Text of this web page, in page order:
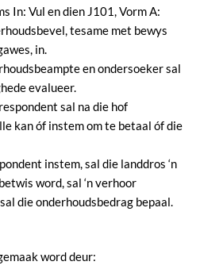
In: Vul en dien J101, Vorm A:
tesame met bewys
in.
en ondersoeker sal
evalueer.
sal na die hof
kan óf instem om te betaal óf die
instem, sal die landdros ‘n
word, sal ‘n verhoor
die onderhoudsbedrag bepaal.
word deur: